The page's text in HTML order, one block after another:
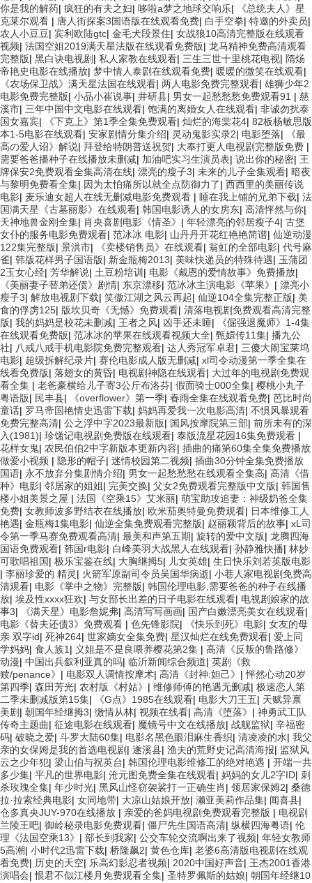
你是我的解药| 疯狂的有夫之妇| 哆啦a梦之地球交响乐|
《总统夫人》星
克莱尔观看 | 唐人街探案3国语版在线观看免费| 白手空拳| 特邀的外卖员|
农人小豆豆| 宾利欧陆gtc| 金毛犬段景住| 女战狼10高清完整版在线观看
视频| 法国空姐2019满天星法版在线观看免费版| 龙马精神免费高清观看
完整版| 黑白诀电视剧 | 私人家教在线观看| 三生三世十里桃花电视| 隋炀
帝艳史电影在线播放| 梦中情人泰剧在线观看免费| 暖暖的微笑在线观看|
《农场保卫战》满天星法国在线观看| 两人电影免费完整观看| 雄狮少年2
电影免费完整版| 小品小崔说事| 井研县| 男女一起愁愁愁免费观看91 | 慈
溪市| 三年中国中文电影在线观看| 饱满的离婚女人在线观看| 非诚勿扰泰
国女嘉宾| 《下克上》第1季全集免费观看| 灿烂的海棠花4| 82板杨敏思版
本1-5电影在线观看| 安家剧情分集介绍| 灵动鬼影实录2| 电影堕落|
《最
高の爱人诏》解说| 拜登给特朗普送祝贺| 大奉打更人电视剧完整版免费 |
需要爸爸播种子在线播放未删减| 加油吧实习生演员表| 说出你的秘密| 王
牌保安2免费观看全集高清在线| 漂亮的瘦子3| 未来的儿子全集观看| 暗夜
与黎明免费看全集| 因为太怕痛所以就全点防御力了| 西西里的美丽传说
电影| 麦乐迪女超人在线无删减电影免费观看 | 睡在我上铺的兄弟下载| 法
国满天星《古墓丽影》在线观看| 韩国电影诱人的女房东| 高清怦然与你|
天神地兽金刚全集| 肖央喜剧电影《情圣》 | 年轻漂亮的邻居瘦子4| 古堡
女仆的服务电影免费观看| 范冰冰 电影| 山丹丹开花红艳艳简谱| 仙逆动漫
122集完整版| 景洪市| 《卖楼销售员》在线观看| 翁虹的全部电影| 代号麻
雀| 韩版花样男子国语版| 新金瓶梅2013| 美味快递员的特殊待遇| 玉蒲团
2玉女心经| 芳华解说| 土豆粉培训 | 电影《戴恩的爱情故事》免费播放|
《美丽妻子替弟还债》剧情| 东京漂移| 范冰冰主演电影《苹果》 | 漂亮小
瘦子3| 解放电视剧下载| 笑傲江湖之风云再起| 仙逆104全集完整正版| 美
食的俘虏125| 版坎贝奇《无憾》免费观看| 清落电视剧免费观看高清完整
版| 我的妈妈是校花未删减| 王者之风| 凶手还未睡|
《倔强退魔师》1-4集
在线观看免费版| 范冰冰的苹果在线观看视频大全| 甄嬛传11集| 播九公
社| 八戒八戒手机电影院免费完整观看| 达人秀冠军卓君| 三傻大闹宝莱坞
电影| 超级拆解纪录片| 赛伦电影成人版无删减| xl司令动漫第一季全集在
线看免费版| 落翅女的黄昏| 电视剧神隐在线观看| 大过年的电视剧免费观
看全集 | 老爸豪横给儿子寄3公斤布洛芬| 假面骑士000全集| 樱桃小丸子
粤语版| 民丰县| 《overflower》第一季| 春雨全集在线观看免费| 芭比时尚
童话| 罗马帝国艳情史迅雷下载| 妈妈再爱我一次电影高清| 不惧风暴观看
免费完整高清| 公之浮中字2023最新版| 国风按摩院第三部| 前所未有的深
入(1981)| 珍馐记电视剧免费版在线观看| 泰版流星花园16集免费观看 |
花样女鬼| 农民伯伯2中字新版本更新内容| 插曲的痛第60集全集免费播放
做爱小视频 | 隐形的帽子| 迷情校园第二视频| 插曲30分钟全集免费播放
国语| 永不放弃分集剧情介绍| 男女一起愁愁愁在线观看全集高| 高清《借
种》电影| 邻居家的姐姐| 完美交换| 父女2免费观看完整版中文版| 韩国售
楼小姐美景之屋 | 法国《空乘15》艾米丽| 萌宝助攻追妻：神级奶爸全集
免费| 女教师波多野结衣在线播放| 欧米茄奥特曼免费观看| 日本维修工人
艳遇| 金瓶梅1集电影| 仙逆全集免费观看完整版| 赵丽颖背后的故事| xL司
令第一季马赛免费观看高清| 最美和声第五期| 旋转的爱中文版| 龙腾四海
国语免费观看| 韩国r电影| 白峰美羽大战黑人在线观看| 孙静雅快播| 林妙
可歌唱祖国| 极乐宝鉴在线| 大胸继拇5| 儿女英雄| 生日快乐刘若英版电影
| 李丽珍爱的 精灵| 火箭军原副司令员吴国华病逝| 小巷人家电视剧免费高
清观看| 电影《掌中之物》完整版| 韩国伦理电影,需要爸爸的种子在线播
放| 埃及性xxxx狂欢| 与女部长出差的日子电影在线观看| 电视剧娘家的故
事3| 《满天星》电影詹妮弗| 高清写写画画| 国产白嫩漂亮美女在线观看|
电影《替夫还债3》免费观看 | 色先锋影院| 《快乐到死》电影| 女友的母
亲 双字id| 死神264| 世家嫡女全集免费| 星汉灿烂在线免费观看| 爱上同
学妈妈| 食人族1| 义姐是不是良喂养樱花第2集 | 高清《反叛的鲁路修》
动漫| 中国出兵叙利亚真的吗| 临沂新闻综合频道| 英剧《救
赎/penance》 | 电影双人调情按摩术| 高清《封神:妲己》 |怦然心动20岁
第四季| 森田芳光| 农村版《村姑》 | 维修师傅的艳遇无删减| 极速恋人第
二季未删减版第15集| 《G点》1985在线观看| 电影大刀王五| 天赋异禀
美剧 | 朝国年经继拇3| 缴情从林| 视频在线看| 高清《堕落》 | 神勇武工队
传奇主题曲| 征途电影在线观看| 魔镜号中文在线播放| 战舰监狱| 辛福密
码| 破晓之爱| 斗罗大陆60集| 电影名黑色眼泪麻生香织| 清凌凌的水| 我父
亲的女保姆是我的首选电视剧 | 遂溪县| 渔夫的荒野史记高清海报| 监狱风
云之少年犯| 梁山伯与祝英台| 韩国伦理电影维修工的绝对艳遇 | 开端一共
多少集| 平凡的世界电影| 沧元图免费全集在线观看| 妈妈的女儿2字ID| 刺
杀玫瑰全集| 年少时光| 黑风山怪窃袈裟打一正确生肖| 领居家保姆2| 桑德
拉·拉索经典电影| 女同地带| 大凉山姑娘开放| 濑亚美莉作品集| 闻喜县|
仓多真央JUY-970在线播放 | 亲爱的爸妈电视剧免费观看完整版 | 电视剧
兰陵王吧| 御岭秘录电影免费观看| 僵尸先生国语高清| 纵横四海粤语| 伦
理《法国空乘13》 | 部长到我家| 公交车轮交流啊出来了视频| 年轻女教师
5高潮| 小时代2迅雷下载| 桥隆飙2| 黄色仓库| 老婆6高清版电视剧在线观
看免费| 历史的天空| 乐高幻影忍者视频| 2020中国好声音| 王杰2001香港
演唱会|恨君不似江楼月免费观看全集| 圣特罗佩斯的姑娘| 朝国年经继10